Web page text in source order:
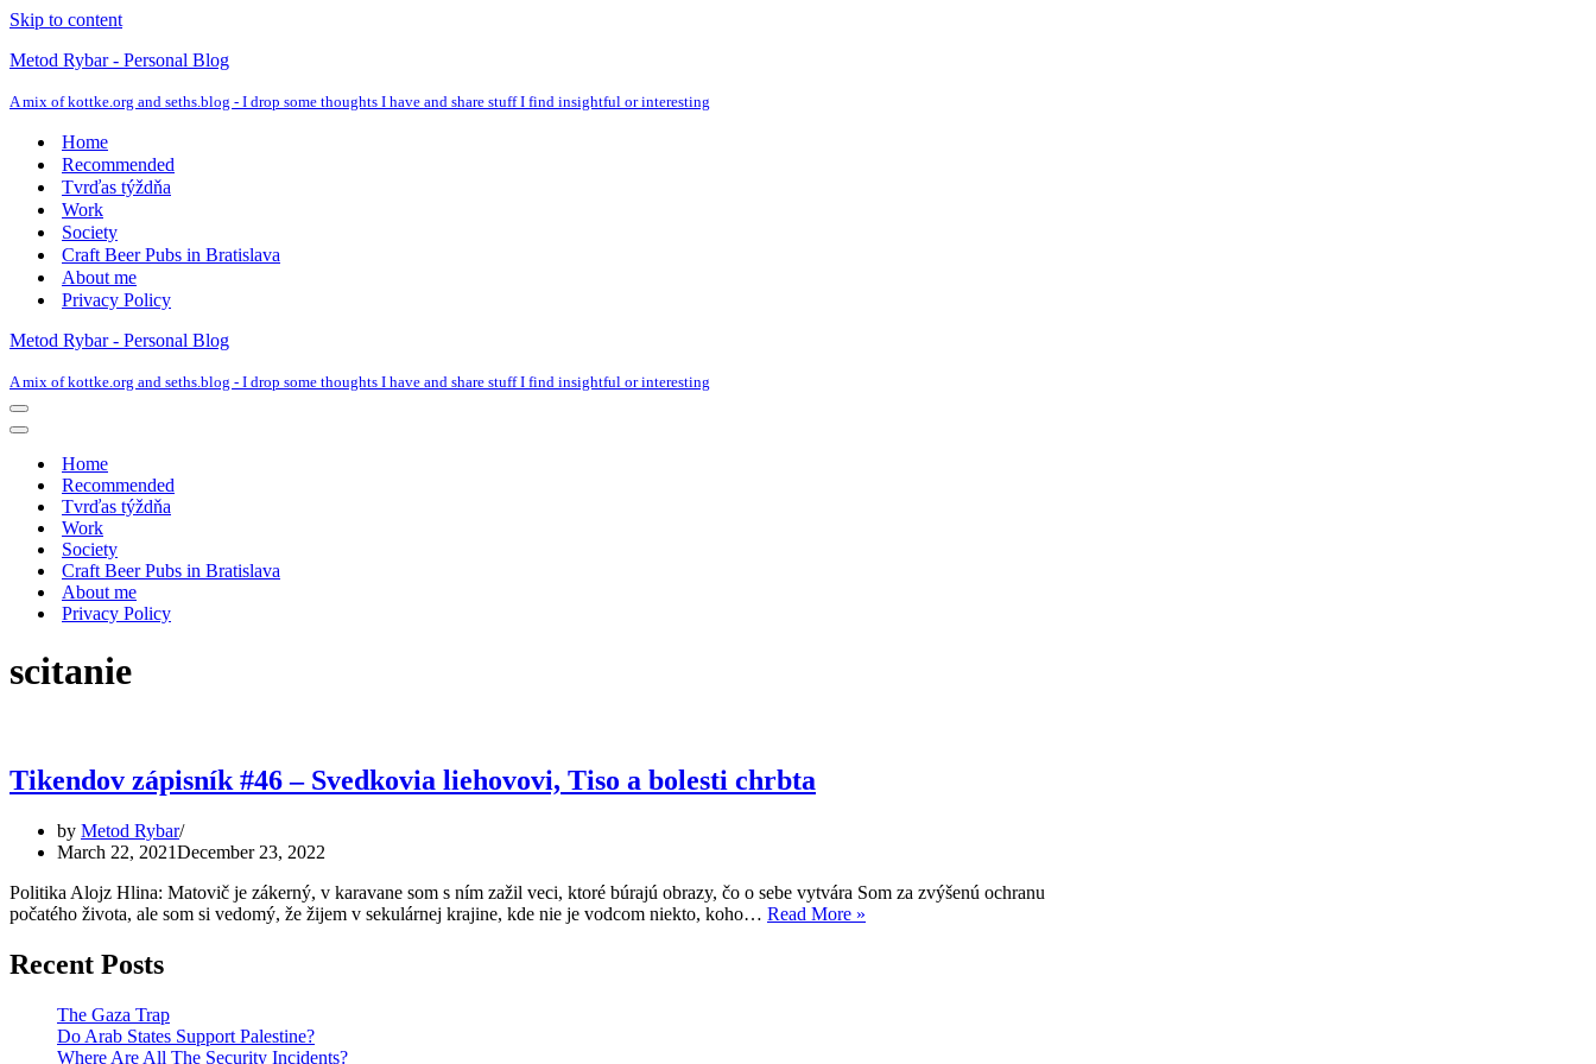
Skip to content
Metod Rybar - Personal Blog
A mix of kottke.org and seths.blog - I drop some thoughts I have and share stuff I find insightful or interesting
Home
Recommended
Tvrďas týždňa
Work
Society
Craft Beer Pubs in Bratislava
About me
Privacy Policy
Metod Rybar - Personal Blog
A mix of kottke.org and seths.blog - I drop some thoughts I have and share stuff I find insightful or interesting
Navigation
Menu
Navigation
Home
Recommended
Tvrďas týždňa
Work
Society
Craft Beer Pubs in Bratislava
About me
Privacy Policy
scitanie
Tikendov zápisník #46 – Svedkovia liehovovi, Tiso a bolesti chrbta
by Metod Rybar
March 22, 2021December 23, 2022
Politika Alojz Hlina: Matovič je zákerný, v karavane som s ním zažil veci, ktoré búrajú obrazy, čo o sebe vytvára Som za zvýšenú ochranu
počatého života, ale som si vedomý, že žijem v sekulárnej krajine, kde nie je vodcom niekto, koho… Read More »
Recent Posts
The Gaza Trap
Do Arab States Support Palestine?
Where Are All The Security Incidents?